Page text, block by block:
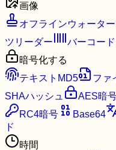
画像
オフラインウォータ
ツリーダー
バーコー
暗号化する
テキストMD5
ファ
SHAハッシュ
AES暗
RC4暗号
Base64
ド
時間